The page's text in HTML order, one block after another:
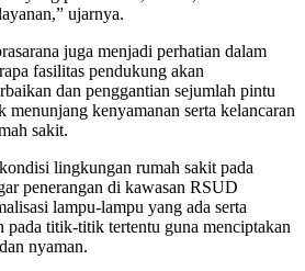
ujarnya.
juga menjadi perhatian dalam
fasilitas pendukung akan
dan penggantian sejumlah pintu
menunjang kenyamanan serta kelancaran
sakit.
lingkungan rumah sakit pada
penerangan di kawasan RSUD
lampu-lampu yang ada serta
pada titik-titik tertentu guna menciptakan
nyaman.